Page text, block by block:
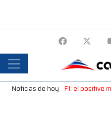
Noticias de hoy F1: el positivo